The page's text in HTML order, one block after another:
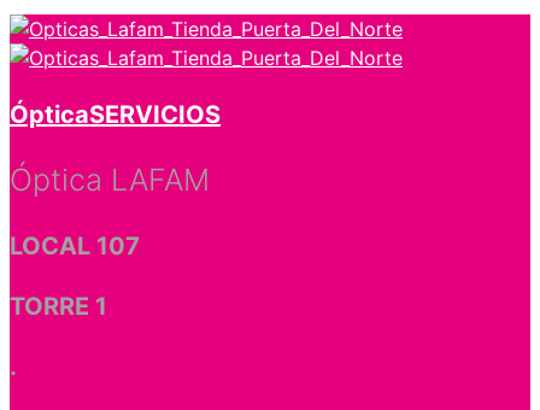
ÓpticaSERVICIOS
Óptica LAFAM
LOCAL 107
TORRE 1
.